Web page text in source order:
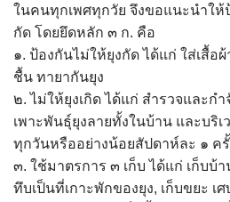
งบแสดงฐานะการคลัง
งบแสดงฐานะการเงิน เทศบาลตำบล
ติดต่อหน่วยงาน
ที่พัก
Amante Baristro Hotel & Cafe’
ในคนทุกเพศทุกวัย จึงขอแนะนำให้
กัด โดยยึดหลัก ๓ ก. คือ
๑. ป้องกันไม่ให้ยุงกัด ได้แก่ ใส่เสื้อ
ชื้น ทายากันยุง
๒. ไม่ให้ยุงเกิด ได้แก่ สำรวจและก
เพาะพันธุ์ยุงลายทั้งในบ้าน และบริ
ทุกวันหรืออย่างน้อยสัปดาห์ละ ๑ ครั้
๓. ใช้มาตรการ ๓ เก็บ ได้แก่ เก็บบ้
ทึบเป็นที่เกาะพักของยุง, เก็บขยะ เ